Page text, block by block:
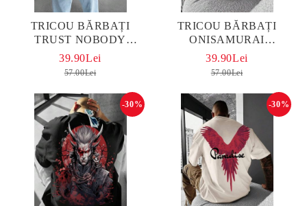
TRICOU BĂRBAȚI
TRUST NOBODY
OVERSIZED
39.90Lei
57.00Lei
TRICOU BĂRBAȚI
ONISAMURAI
OVERSIZED
39.90Lei
57.00Lei
-30% -30%